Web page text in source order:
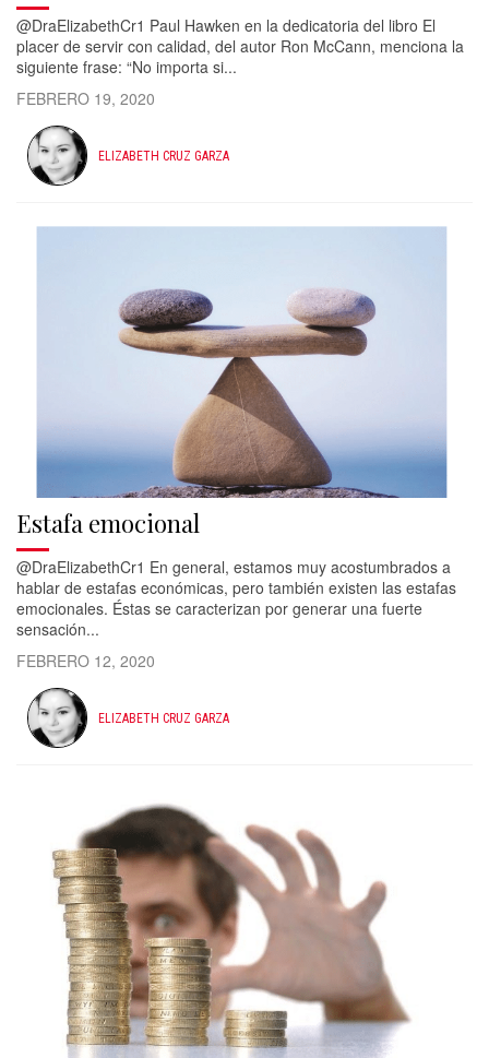
@DraElizabethCr1 Paul Hawken en la dedicatoria del libro El
placer de servir con calidad, del autor Ron McCann, menciona la
siguiente frase: “No importa si...
FEBRERO 19, 2020
ELIZABETH CRUZ GARZA
Estafa emocional
@DraElizabethCr1 En general, estamos muy acostumbrados a
hablar de estafas económicas, pero también existen las estafas
emocionales. Éstas se caracterizan por generar una fuerte
sensación...
FEBRERO 12, 2020
ELIZABETH CRUZ GARZA